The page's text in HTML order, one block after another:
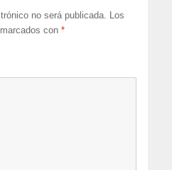
no será publicada.
Los
con*